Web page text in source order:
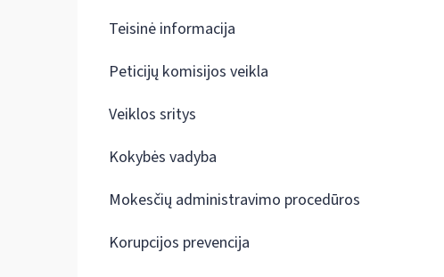
Teisinė informacija
Peticijų komisijos veikla
Veiklos sritys
Kokybės vadyba
Mokesčių administravimo procedūros
Korupcijos prevencija